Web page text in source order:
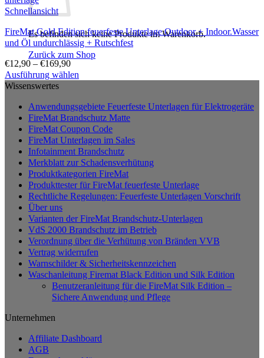
Es befinden sich keine Produkte im Warenkorb.
Zurück zum Shop
Schnellansicht
FireMat Gold Edition feuerfeste Unterlage.Outdoor + Indoor.Wasser
und Öl undurchlässig + Rutschfest
€12,90 – €169,90
Ausführung wählen
Dieses
weist
mehrere
Varianten
Optionen
können
Produktseite
gewählt
werden
Wissenswertes
Anwendungsgebiete Feuerfeste Unterlagen für Elektrogeräte
FireMat Brandschutz Matte
FireMat Coupon Code
FireMat Unterlagen im Sales
Infotainment Brandschutz
Merkblatt zur Schadensverhütung
Produktkategorien FireMat
Produkttester für FireMat feuerfeste Unterlage
Rechtliche Regelungen: Feuerfeste Unterlagen Vorschrift
Über uns
Varianten der FireMat Brandschutz-Unterlagen
VdS 2000 Brandschutz im Betrieb
Verordnung über die Verhütung von Bränden VVB
Vertrag widerrufen
Warnschilder & Sicherheitskennzeichen
Waschanleitung Firemat Black Edition und Silk Edition
Benutzeranleitung für die FireMat Silk Edition –
Sichere Anwendung und Pflege
Unternehmen
Affiliate Dashboard
AGB